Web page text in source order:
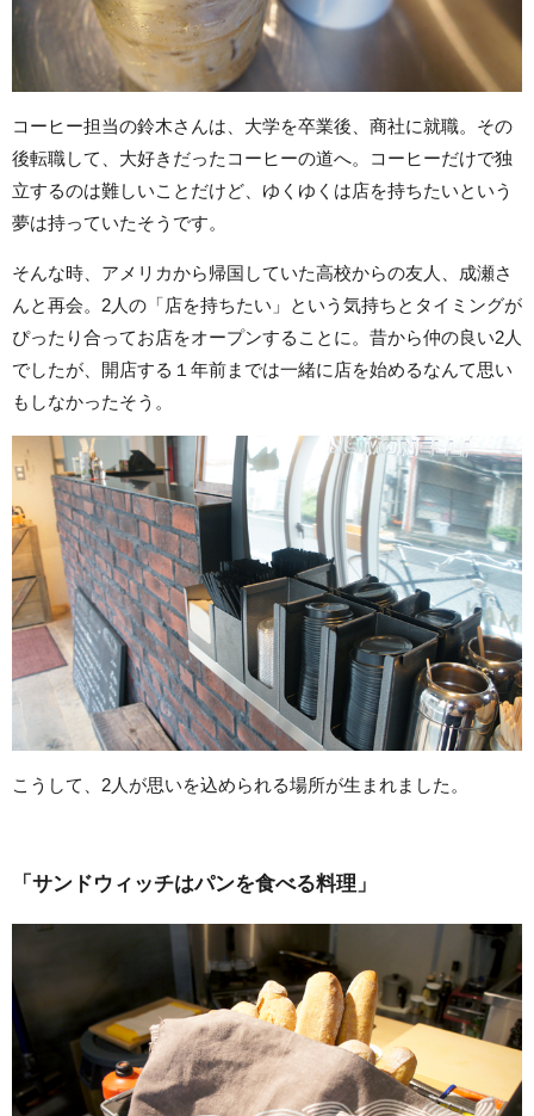
コーヒー担当の鈴木さんは、大学を卒業後、商社に就職。その
後転職して、大好きだったコーヒーの道へ。コーヒーだけで独
立するのは難しいことだけど、ゆくゆくは店を持ちたいという
夢は持っていたそうです。
そんな時、アメリカから帰国していた高校からの友人、成瀬さ
んと再会。2人の「店を持ちたい」という気持ちとタイミングが
ぴったり合ってお店をオープンすることに。昔から仲の良い2人
でしたが、開店する１年前までは一緒に店を始めるなんて思い
もしなかったそう。
こうして、2人が思いを込められる場所が生まれました。
「サンドウィッチはパンを食べる料理」